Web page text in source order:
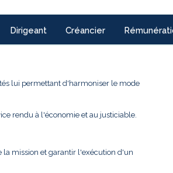
Dirigeant Créancier
lui permettant d'harmoniser le mode
rendu à l'économie et au justiciable.
la mission et garantir l'exécution d'un